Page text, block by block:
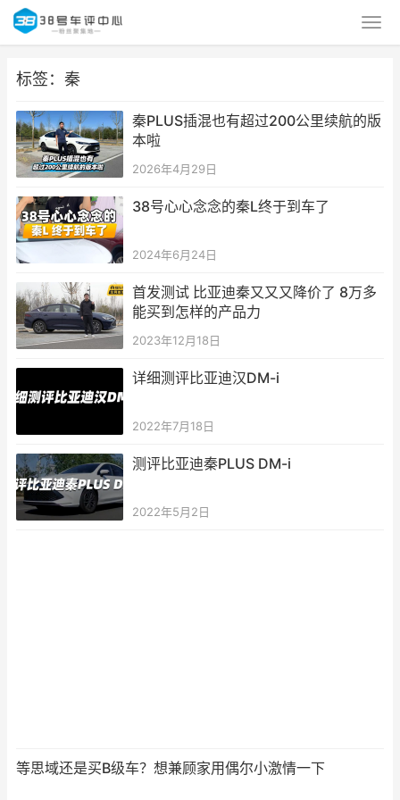
标签：秦
秦PLUS插混也有超过200公里续航的版
本啦
2026年4月29日
38号心心念念的秦L终于到车了
2024年6月24日
首发测试 比亚迪秦又又又降价了 8万多
能买到怎样的产品力
2023年12月18日
详细测评比亚迪汉DM-i
2022年7月18日
测评比亚迪秦PLUS DM-i
2022年5月2日
等思域还是买B级车？想兼顾家用偶尔小激情一下